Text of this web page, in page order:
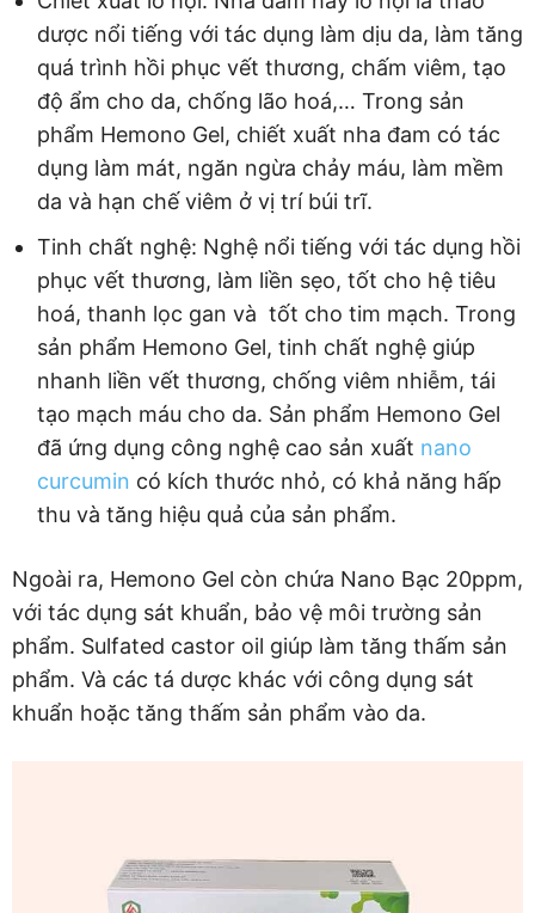
dược nổi tiếng với tác dụng làm dịu da, làm tăng
quá trình hồi phục vết thương, chấm viêm, tạo
độ ẩm cho da, chống lão hoá,… Trong sản
phẩm Hemono Gel, chiết xuất nha đam có tác
dụng làm mát, ngăn ngừa chảy máu, làm mềm
da và hạn chế viêm ở vị trí búi trĩ.
Tinh chất nghệ: Nghệ nổi tiếng với tác dụng hồi
phục vết thương, làm liền sẹo, tốt cho hệ tiêu
hoá, thanh lọc gan và tốt cho tim mạch. Trong
sản phẩm Hemono Gel, tinh chất nghệ giúp
nhanh liền vết thương, chống viêm nhiễm, tái
tạo mạch máu cho da. Sản phẩm Hemono Gel
đã ứng dụng công nghệ cao sản xuất nano
curcumin có kích thước nhỏ, có khả năng hấp
thu và tăng hiệu quả của sản phẩm.
Ngoài ra, Hemono Gel còn chứa Nano Bạc 20ppm,
với tác dụng sát khuẩn, bảo vệ môi trường sản
phẩm. Sulfated castor oil giúp làm tăng thấm sản
phẩm. Và các tá dược khác với công dụng sát
khuẩn hoặc tăng thấm sản phẩm vào da.